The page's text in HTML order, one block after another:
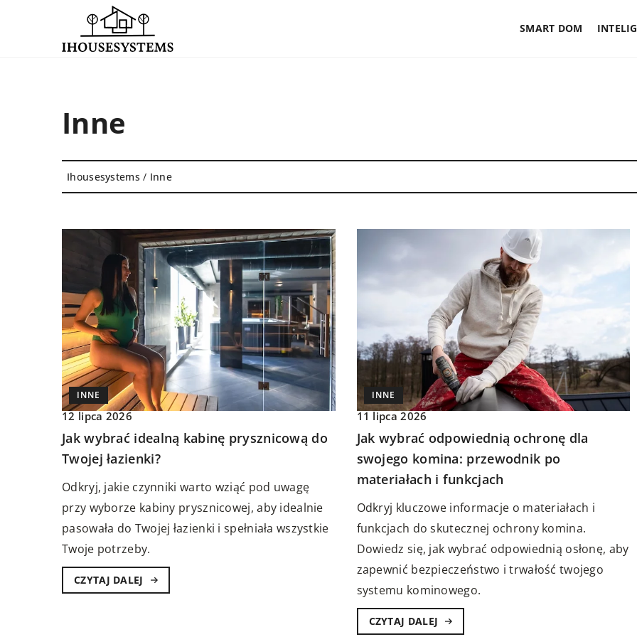
SMART DOM
Inne
Ihousesystems / Inne
INNE
12 lipca 2026
Jak wybrać idealną kabinę prysznicową do
Twojej łazienki?
Odkryj, jakie czynniki warto wziąć pod uwagę
przy wyborze kabiny prysznicowej, aby idealnie
pasowała do Twojej łazienki i spełniała wszystkie
Twoje potrzeby.
CZYTAJ DALEJ
INNE
11 lipca 2026
Jak wybrać odpowiednią ochronę dla
swojego komina: przewodnik po
materiałach i funkcjach
Odkryj kluczowe informacje o materiałach i
funkcjach do skutecznej ochrony komina.
Dowiedz się, jak wybrać odpowiednią osłonę, aby
zapewnić bezpieczeństwo i trwałość twojego
systemu kominowego.
CZYTAJ DALEJ
SMART DOM
elektryczne z USB. Wygoda pod
przez port USB są coraz
popularne. Czy z tego powodu
gniazdko elektryczne z
INNE
21 kwietnia 2024
Odkryj bogactwo możliwości, jakie dają
obrusy, serwetki i bieżniki w tworzeniu
wyjątkowych dekoracji stołów. Sprawdź
nasze inspirujące pomysły i porady!
INTELIGENTNY OGRÓD OŚWIETLENIE
23 lutego 2025
Nowoczesne technologie w ogrodzie:
zintegrować ogród z inteligentnym
domem
Dowiedz się, jak wykorzystać
technologie do zintegrowania ogrodu
inteligentnym domem, zwiększając
komfort, oszczędność czasu i
energetyczną Twojej przestrzeni